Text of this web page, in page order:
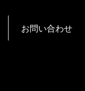
お問い合わせ